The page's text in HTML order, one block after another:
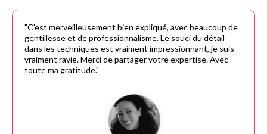
"C'est merveilleusement bien expliqué, avec beaucoup de
gentillesse et de professionnalisme. Le souci du détail
dans les techniques est vraiment impressionnant, je suis
vraiment ravie. Merci de partager votre expertise. Avec
toute ma gratitude."